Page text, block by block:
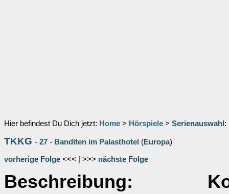
Hier befindest Du Dich jetzt: Home > Hörspiele > Serienauswahl :
TKKG - 27 - Banditen im Palasthotel (Europa)
vorherige Folge <<< | >>> nächste Folge
Beschreibung: